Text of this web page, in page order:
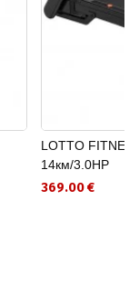
LOTTO
14км/3.0HP
369.00 €